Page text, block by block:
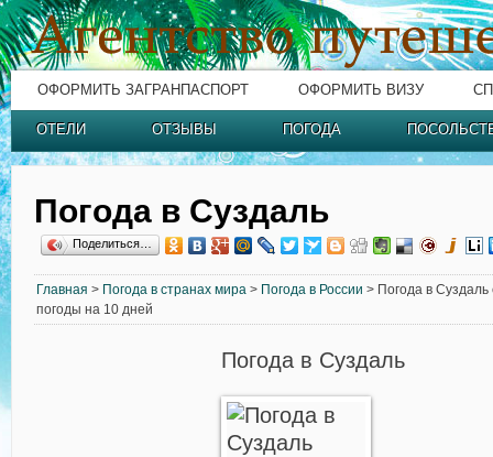
ОФОРМИТЬ ЗАГРАНПАСПОРТ ОФОРМИТЬ ВИЗУ
ОТЕЛИ ОТЗЫВЫ ПОГОДА
Погода в Суздаль
Поделиться…
Главная > Погода в странах мира > Погода в России > Погода в Суздаль
погоды на 10 дней
Погода в Суздаль